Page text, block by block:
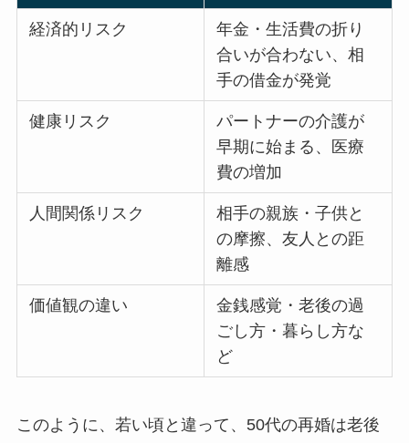
経済的リスク
年金・生活費の折り
合いが合わない、相
手の借金が発覚
健康リスク
パートナーの介護が
早期に始まる、医療
費の増加
人間関係リスク
相手の親族・子供と
の摩擦、友人との距
離感
価値観の違い
金銭感覚・老後の過
ごし方・暮らし方な
ど
このように、若い頃と違って、50代の再婚は老後